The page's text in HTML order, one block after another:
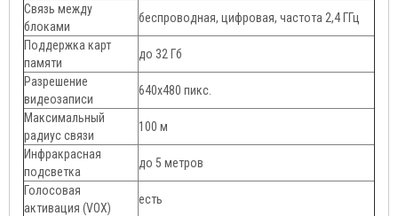
Связь между
блоками
беспроводная, цифровая, частота 2,4 ГГц
Поддержка карт
памяти
до 32 Гб
Разрешение
видеозаписи
640х480 пикс.
Максимальный
радиус связи
100 м
Инфракрасная
подсветка
до 5 метров
Голосовая
активация (VOX)
есть